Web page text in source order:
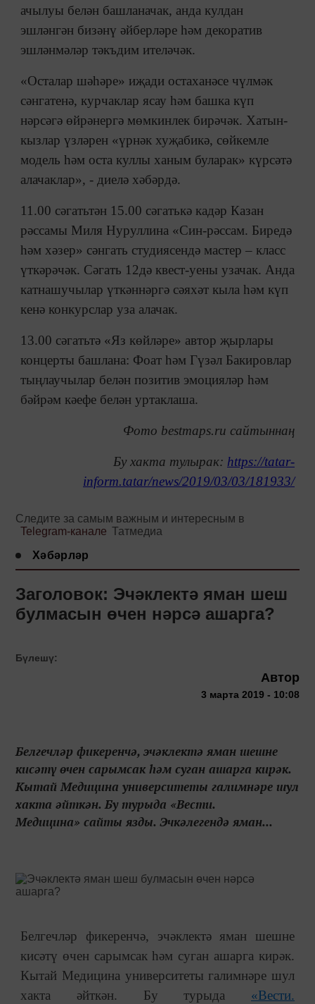
ачылуы белән башланачак, анда кулдан
эшләнгән бизәнү әйберләре һәм декоратив
эшләнмәләр тәкъдим ителәчәк.
«Осталар шәһәре» иҗади остаханәсе чүлмәк
сәнгатенә, курчаклар ясау һәм башка күп
нәрсәгә өйрәнергә мөмкинлек бирәчәк. Хатын-
кызлар үзләрен «үрнәк хуҗабикә, сөйкемле
модель һәм оста куллы ханым буларак» күрсәтә
алачаклар», - диелә хәбәрдә.
11.00 сәгатьтән 15.00 сәгатькә кадәр Казан
рәссамы Миля Нуруллина «Син-рәссам. Биредә
һәм хәзер» сәнгать студиясендә мастер – класс
үткәрәчәк. Сәгать 12дә квест-уены узачак. Анда
катнашучылар үткәннәргә сәяхәт кыла һәм күп
кенә конкурслар уза алачак.
13.00 сәгатьтә «Яз көйләре» автор җырлары
концерты башлана: Фоат һәм Гүзәл Бакировлар
тыңлаучылар белән позитив эмоцияләр һәм
бәйрәм кәефе белән уртаклаша.
Фото bestmaps.ru сайтыннаң
Бу хакта тулырак: https://tatar-
inform.tatar/news/2019/03/03/181933/
Следите за самым важным и интересным в
Telegram-канале Татмедиа
Хәбәрләр
Заголовок: Эчәклектә яман шеш
булмасын өчен нәрсә ашарга?
Бүлешү:
Автор
3 марта 2019 - 10:08
Белгечләр фикеренчә, эчәклектә яман шешне
кисәтү өчен сарымсак һәм суган ашарга кирәк.
Кытай Медицина университеты галимнәре шул
хакта әйткән. Бу турыда «Вести.
Медицина» сайты язды. Эчкәлегендә яман...
Белгечләр фикеренчә, эчәклектә яман шешне
кисәтү өчен сарымсак һәм суган ашарга кирәк.
Кытай Медицина университеты галимнәре шул
хакта әйткән. Бу турыда «Вести.